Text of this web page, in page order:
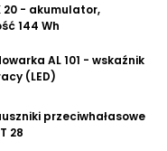
20 - akumulator,
144 Wh
AL 101 - wskaźnik
(LED)
przeciwhałasowe
28